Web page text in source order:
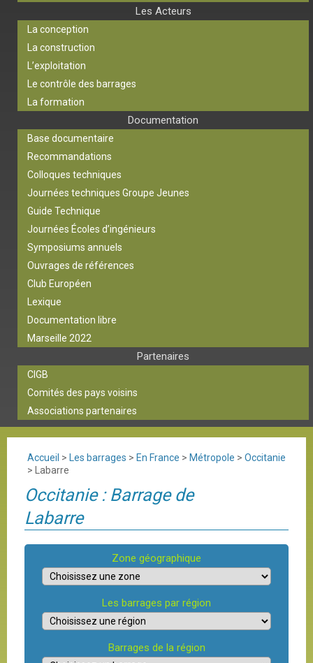
Les Acteurs
La conception
La construction
L’exploitation
Le contrôle des barrages
La formation
Documentation
Base documentaire
Recommandations
Colloques techniques
Journées techniques Groupe Jeunes
Guide Technique
Journées Écoles d’ingénieurs
Symposiums annuels
Ouvrages de références
Club Européen
Lexique
Documentation libre
Marseille 2022
Partenaires
CIGB
Comités des pays voisins
Associations partenaires
Accueil > Les barrages > En France > Métropole > Occitanie
> Labarre
Occitanie : Barrage de
Labarre
Zone géographique
Les barrages par région
Barrages de la région